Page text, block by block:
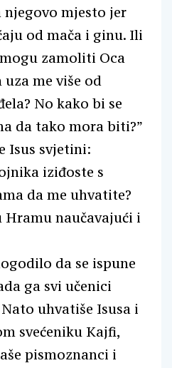
njegovo mjesto jer
od mača i ginu. Ili
zamoliti Oca
me više od
No kako bi se
da tako mora biti?”
Isus svjetini:
iziđoste s
da me uhvatite?
Hramu naučavajući i
da se ispune
ga svi učenici
uhvatiše Isusa i
svećeniku Kajfi,
pismoznanci i